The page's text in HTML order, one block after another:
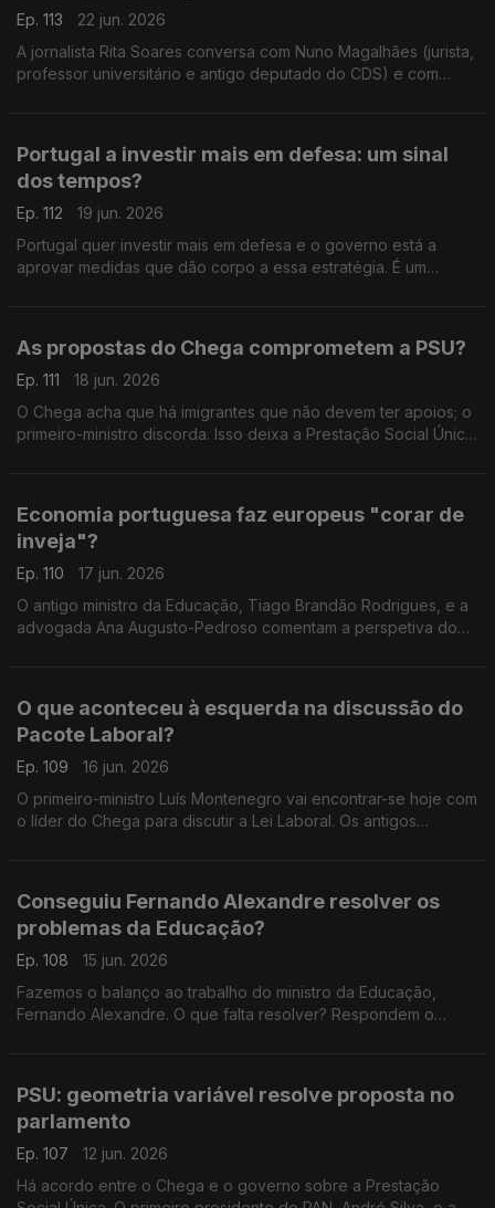
Ep. 113
22 jun. 2026
A jornalista Rita Soares conversa com Nuno Magalhães (jurista,
professor universitário e antigo deputado do CDS) e com
Portugal a investir mais em defesa: um sinal
dos tempos?
Ep. 112
19 jun. 2026
Portugal quer investir mais em defesa e o governo está a
aprovar medidas que dão corpo a essa estratégia. É um
As propostas do Chega comprometem a PSU?
Ep. 111
18 jun. 2026
O Chega acha que há imigrantes que não devem ter apoios; o
primeiro-ministro discorda. Isso deixa a Prestação Social Única
Economia portuguesa faz europeus "corar de
inveja"?
Ep. 110
17 jun. 2026
O antigo ministro da Educação, Tiago Brandão Rodrigues, e a
advogada Ana Augusto-Pedroso comentam a perspetiva do
O que aconteceu à esquerda na discussão do
Pacote Laboral?
Ep. 109
16 jun. 2026
O primeiro-ministro Luís Montenegro vai encontrar-se hoje com
o líder do Chega para discutir a Lei Laboral. Os antigos
Conseguiu Fernando Alexandre resolver os
problemas da Educação?
Ep. 108
15 jun. 2026
Fazemos o balanço ao trabalho do ministro da Educação,
Fernando Alexandre. O que falta resolver? Respondem o
PSU: geometria variável resolve proposta no
parlamento
Ep. 107
12 jun. 2026
Há acordo entre o Chega e o governo sobre a Prestação